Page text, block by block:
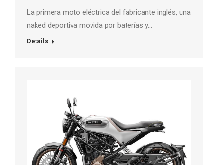
La primera moto eléctrica del fabricante inglés, una
naked deportiva movida por baterías y…
Details